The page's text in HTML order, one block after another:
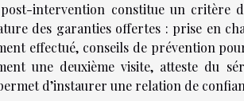
post-intervention constitue un critère
des garanties offertes : prise en
effectué, conseils de prévention
une deuxième visite, atteste du
d’instaurer une relation de